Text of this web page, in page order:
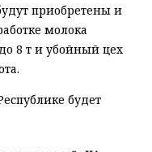
приобретены и
молока
8 т и убойный цех
будет